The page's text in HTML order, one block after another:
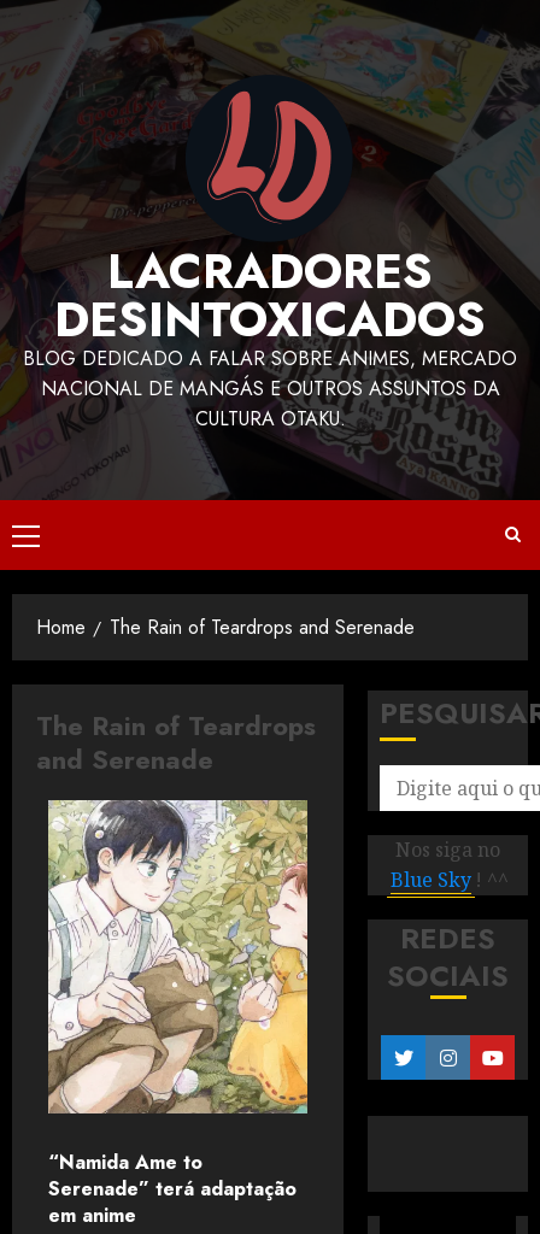
LACRADORES
DESINTOXICADOS
BLOG DEDICADO A FALAR SOBRE ANIMES, MERCADO
NACIONAL DE MANGÁS E OUTROS ASSUNTOS DA
CULTURA OTAKU.
Home The Rain of Teardrops and Serenade
The Rain of Teardrops
and Serenade
“Namida Ame to
Serenade” terá adaptação
em anime
Nos siga no
Blue Sky ! ^^
REDES
SOCIAIS